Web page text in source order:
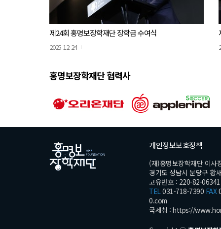
제24회 홍명보장학재단 장학금 수여식
2025-12-24
홍명보장학재단 협력사
개인정보보호정책
(재)홍명보장학재단 이사
경기도 성남시 분당구 황
고유번호 : 220-82-06341
TEL031-718-7390 FAX
0.com
국세청 : https://